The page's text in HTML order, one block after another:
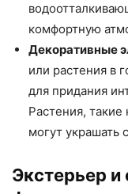
комфортную
Декоративные
или растения в
для придания
Растения,
могут украшать
Экстерьер